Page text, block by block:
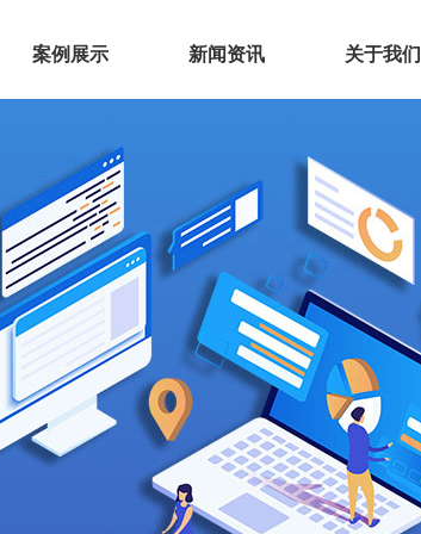
案例展示 新闻资讯 关于我们